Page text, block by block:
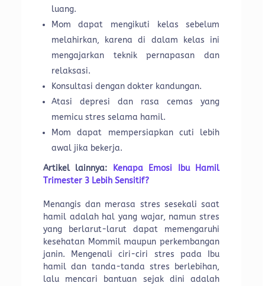
luang.
Mom dapat mengikuti kelas sebelum
melahirkan, karena di dalam kelas ini
mengajarkan teknik pernapasan dan
relaksasi.
Konsultasi dengan dokter kandungan.
Atasi depresi dan rasa cemas yang
memicu stres selama hamil.
Mom dapat mempersiapkan cuti lebih
awal jika bekerja.
Artikel lainnya:
Kenapa Emosi Ibu Hamil
Trimester 3 Lebih Sensitif?
Menangis dan merasa stres sesekali saat
hamil adalah hal yang wajar, namun stres
yang berlarut-larut dapat memengaruhi
kesehatan Mommil maupun perkembangan
janin. Mengenali ciri-ciri stres pada Ibu
hamil dan tanda-tanda stres berlebihan,
lalu mencari bantuan sejak dini adalah